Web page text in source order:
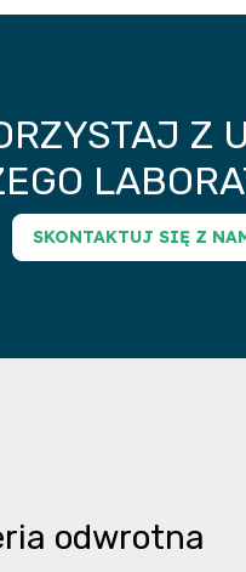
Z
SKONTAKTUJ SIĘ Z
odwrotna